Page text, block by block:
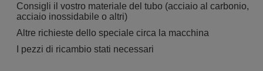
Consigli il vostro materiale del tubo (acciaio al carbonio,
acciaio inossidabile o altri)
Altre richieste dello speciale circa la macchina
I pezzi di ricambio stati necessari